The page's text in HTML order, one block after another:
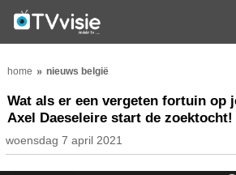
home nieuws belgië
Wat als er een vergeten fortuin op
Axel Daeseleire start de zoektocht!
woensdag 7 april 2021